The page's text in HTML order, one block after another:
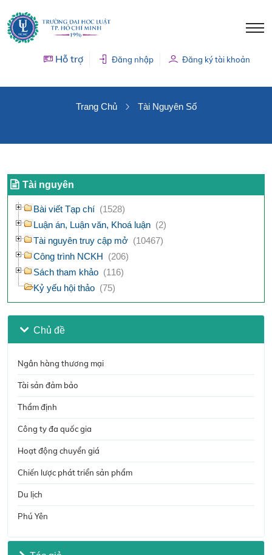
Hỗ trợ Đăng nhập Đăng ký tài khoản
Trang Chủ Tài Nguyên Số
Tài nguyên
Bài viết Tạp chí (1528)
Luận án, Luận văn, Khoá luận (2)
Tài nguyên truy cập mở (10467)
Công trình NCKH (206)
Sách tham khảo (116)
Kỷ yếu hội thảo (75)
Chủ đề
Ngân hàng thương mại
Tài sản đảm bảo
Thẩm định
Công ty đa quốc gia
Hoạt động chuyển giá
Chiến lược phát triển sản phẩm
Du lịch
Phú Yên